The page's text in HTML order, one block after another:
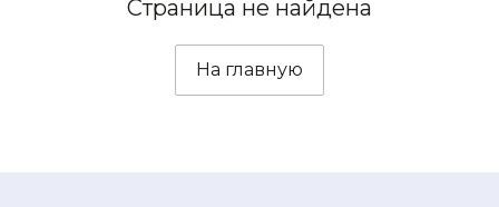
Страница не найдена
На главную